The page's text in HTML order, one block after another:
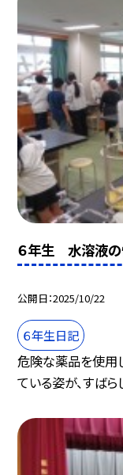
６年生 水溶液の
公開日 2025/10/22
６年生日記
危険な薬品を使用
ている姿が、すばら